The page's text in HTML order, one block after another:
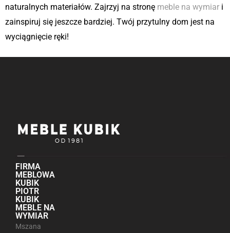
naturalnych materiałów. Zajrzyj na stronę meble na wymiar i
zainspiruj się jeszcze bardziej. Twój przytulny dom jest na
wyciągnięcie ręki!
FIRMA
MEBLOWA
KUBIK
PIOTR
KUBIK
MEBLE NA
WYMIAR
Mszana